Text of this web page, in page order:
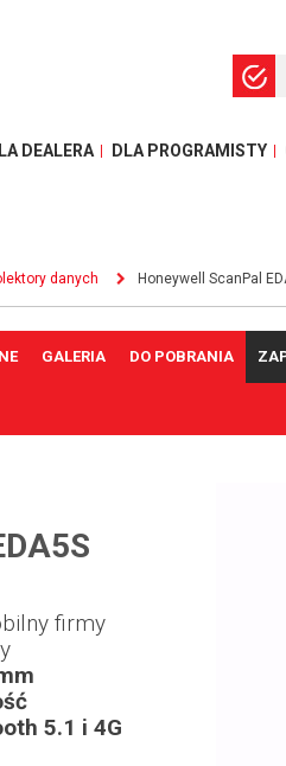
DEALERA DLA PROGRAMISTY
danych Honeywell ScanPal
GALERIA DO POBRANIA
firmy
5.1 i 4G